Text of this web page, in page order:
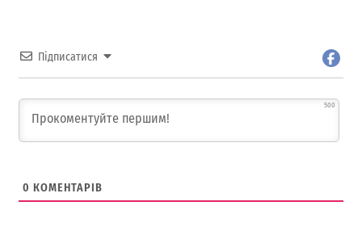
Підписатися
500
0 КОМЕНТАРІВ